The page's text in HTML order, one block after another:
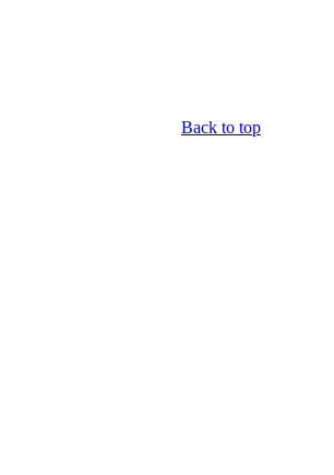
Back to top